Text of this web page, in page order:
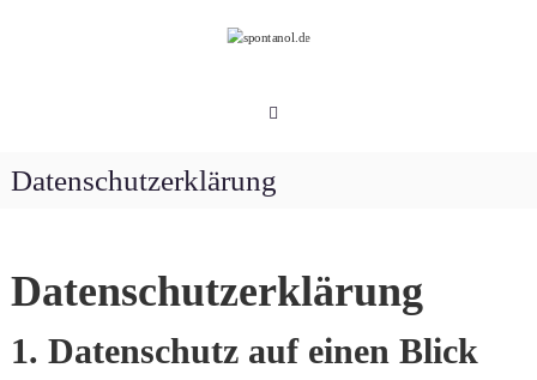
spontanol.de
spontan!
Datenschutzerklärung
Datenschutzerklärung
1. Datenschutz auf einen Blick